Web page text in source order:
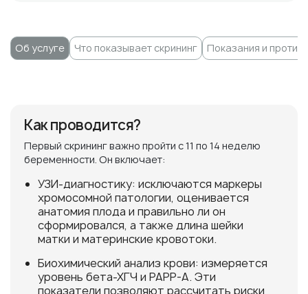
Об услуге Что показывает скрининг Показания и
Как проводится?
Первый скрининг важно пройти с 11 по 14 неделю
беременности. Он включает:
УЗИ-диагностику: исключаются маркеры
хромосомной патологии, оценивается
анатомия плода и правильно ли он
сформировался, а также длина шейки
матки и материнские кровотоки.
Биохимический анализ крови: измеряется
уровень бета-ХГЧ и PAPP-A. Эти
показатели позволяют рассчитать риски